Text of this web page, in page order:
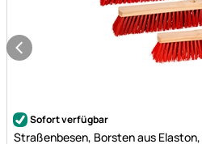
Noch keine Bewertungen
Sofort verfügbar
Straßenbesen, Borsten aus